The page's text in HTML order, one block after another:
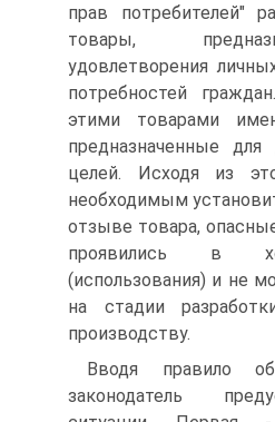
прав потребителей"
товары,
удовлетворения
потребностей
этими товарами
предназначенные
целей. Исходя из
необходимым
отзыве товара,
проявились в
(использования) и не
на стадии
производству.
Вводя правило
законодатель